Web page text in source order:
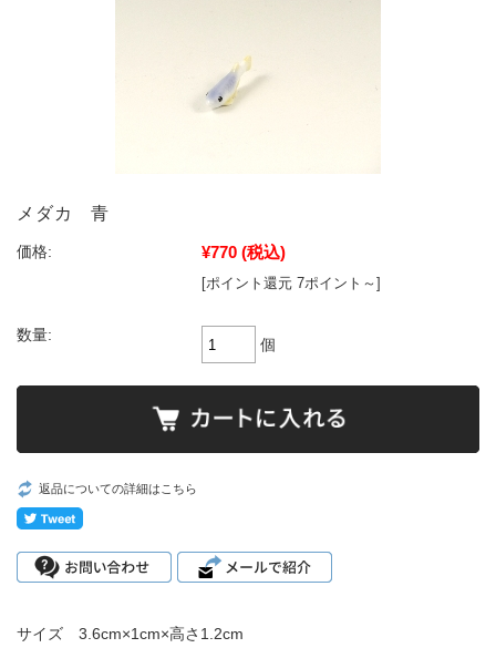
メダカ 青
価格: ¥770 (税込)
[ポイント還元 7ポイント～]
数量:
個
返品についての詳細はこちら
サイズ 3.6cm×1cm×高さ1.2cm